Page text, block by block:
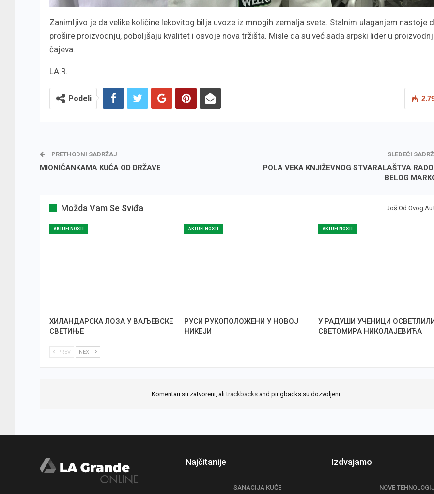
Zanimljivo je da velike količine lekovitog bilja uvoze iz mnogih zemalja sveta. Stalnim ulaganjem nastoje
prošire proizvodnju, poboljšaju kvalitet i osvoje nova tržišta. Misle da su već sada srpski lider u
čajeva.
LA.R.
Podeli
PRETHODNI SADRŽAJ
MIONIČANKAMA KUĆA OD DRŽAVE
SLEDEĆI
POLA VEKA KNJIŽEVNOG STVARALAŠTVA
BELOG
Možda Vam Se Sviđa Još Od Ovog
AKTUELNOSTI
ХИЛАНДАРСКА ЛОЗА У ВАЉЕВСКЕ
СВЕТИЊЕ
AKTUELNOSTI
РУСИ РУКОПОЛОЖЕНИ У НОВОЈ
НИКЕЈИ
AKTUELNOSTI
У РАДУШИ УЧЕНИЦИ
СВЕТОМИРА НИКОЛАЈЕВИЋА
PREV NEXT
Komentari su zatvoreni, alitrackbacks and pingbacks su dozvoljeni.
Najčitanije
SANACIJA KUĆE
Izdvajamo
NOVE